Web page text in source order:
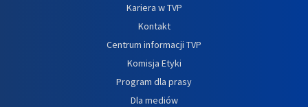
Kariera w TVP
Kontakt
Centrum informacji TVP
Komisja Etyki
Program dla prasy
Dla mediów